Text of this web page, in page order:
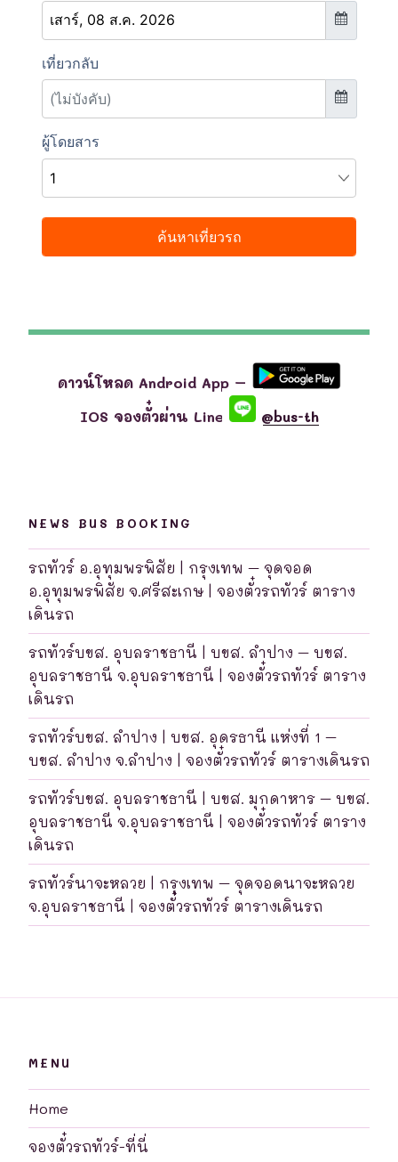
ดาวน์โหลด Android App –
IOS จองตั๋วผ่าน Line
@bus-th
NEWS BUS BOOKING
รถทัวร์ อ.อุทุมพรพิสัย | กรุงเทพ – จุดจอด
อ.อุทุมพรพิสัย จ.ศรีสะเกษ | จองตั๋วรถทัวร์ ตาราง
เดินรถ
รถทัวร์บขส. อุบลราชธานี | บขส. ลำปาง – บขส.
อุบลราชธานี จ.อุบลราชธานี | จองตั๋วรถทัวร์ ตาราง
เดินรถ
รถทัวร์บขส. ลำปาง | บขส. อุดรธานี แห่งที่ 1 –
บขส. ลำปาง จ.ลำปาง | จองตั๋วรถทัวร์ ตารางเดินรถ
รถทัวร์บขส. อุบลราชธานี | บขส. มุกดาหาร – บขส.
อุบลราชธานี จ.อุบลราชธานี | จองตั๋วรถทัวร์ ตาราง
เดินรถ
รถทัวร์นาจะหลวย | กรุงเทพ – จุดจอดนาจะหลวย
จ.อุบลราชธานี | จองตั๋วรถทัวร์ ตารางเดินรถ
MENU
Home
จองตั๋วรถทัวร์-ที่นี่